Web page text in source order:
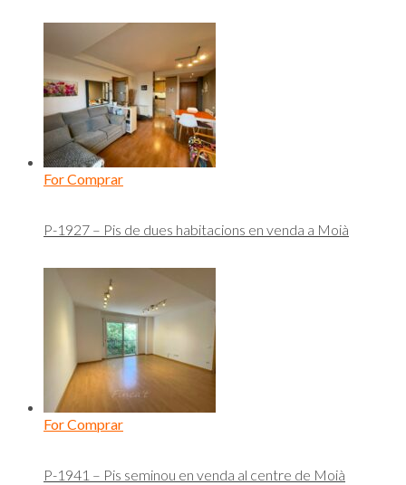
For Comprar
P-1927 – Pis de dues habitacions en venda a Moià
For Comprar
P-1941 – Pis seminou en venda al centre de Moià